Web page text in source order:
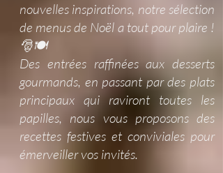
nouvelles inspirations, notre sélection
de menus de Noël a tout pour plaire !
🎅🍽️
Des entrées raffinées aux desserts
gourmands, en passant par des plats
principaux qui raviront toutes les
papilles, nous vous proposons des
recettes festives et conviviales pour
émerveiller vos invités.